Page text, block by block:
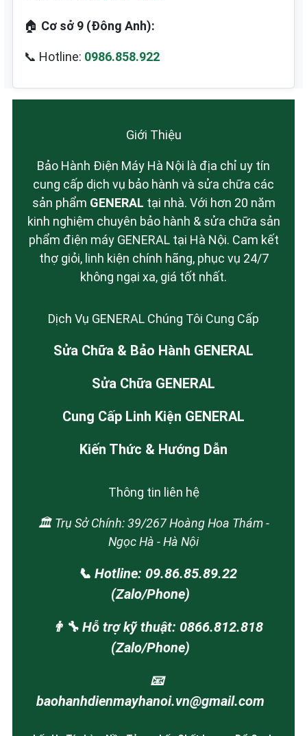
🏠 Cơ sở 9 (Đông Anh):
📞 Hotline: 0986.858.922
Giới Thiệu
Bảo Hành Điện Máy Hà Nội là địa chỉ uy tín
cung cấp dịch vụ bảo hành và sửa chữa các
sản phẩm GENERAL tại nhà. Với hơn 20 năm
kinh nghiệm chuyên bảo hành & sửa chữa sản
phẩm điện máy GENERAL tại Hà Nội. Cam kết
thợ giỏi, linh kiện chính hãng, phục vụ 24/7
không ngại xa, giá tốt nhất.
Dịch Vụ GENERAL Chúng Tôi Cung Cấp
Sửa Chữa & Bảo Hành GENERAL
Sửa Chữa GENERAL
Cung Cấp Linh Kiện GENERAL
Kiến Thức & Hướng Dẫn
Thông tin liên hệ
🏛️ Trụ Sở Chính: 39/267 Hoàng Hoa Thám -
Ngọc Hà - Hà Nội
📞 Hotline: 09.86.85.89.22
(Zalo/Phone)
👨‍🔧 Hỗ trợ kỹ thuật: 0866.812.818
(Zalo/Phone)
📧
baohanhdienmayhanoi.vn@gmail.com